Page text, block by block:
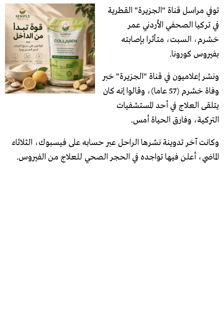
توفي مراسل قناة "الجزيرة" القطرية
في تركيا الصحفي الأردني عمر
خشرم، السبت، متأثرا بإصابته
بفيروس كورونا.
ونشر إعلاميون في قناة "الجزيرة" خبر
وفاة خشرم (57 عاما)، وقالوا إنه كان
يتلقى العلاج في أحد المستشفيات
التركية، وفارق الحياة أمس.
وكانت آخر تدوينة نشرها الراحل عبر حسابه على فيسبوك، الثلاثاء
الماضي، أعلن فيها تواجده في الحجر الصحي للعلاج من الفيروس.